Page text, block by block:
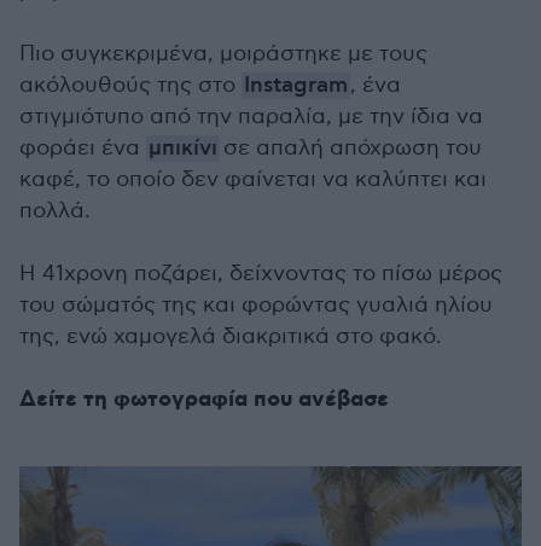
Πιο συγκεκριμένα, μοιράστηκε με τους
ακόλουθούς της στο Instagram, ένα
στιγμιότυπο από την παραλία, με την ίδια να
φοράει ένα μπικίνι σε απαλή απόχρωση του
καφέ, το οποίο δεν φαίνεται να καλύπτει και
πολλά.
Η 41χρονη ποζάρει, δείχνοντας το πίσω μέρος
του σώματός της και φορώντας γυαλιά ηλίου
της, ενώ χαμογελά διακριτικά στο φακό.
Δείτε τη φωτογραφία που ανέβασε